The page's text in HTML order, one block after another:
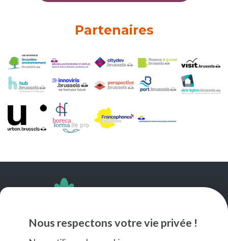
Nous respectons votre vie privée !
Partenaires